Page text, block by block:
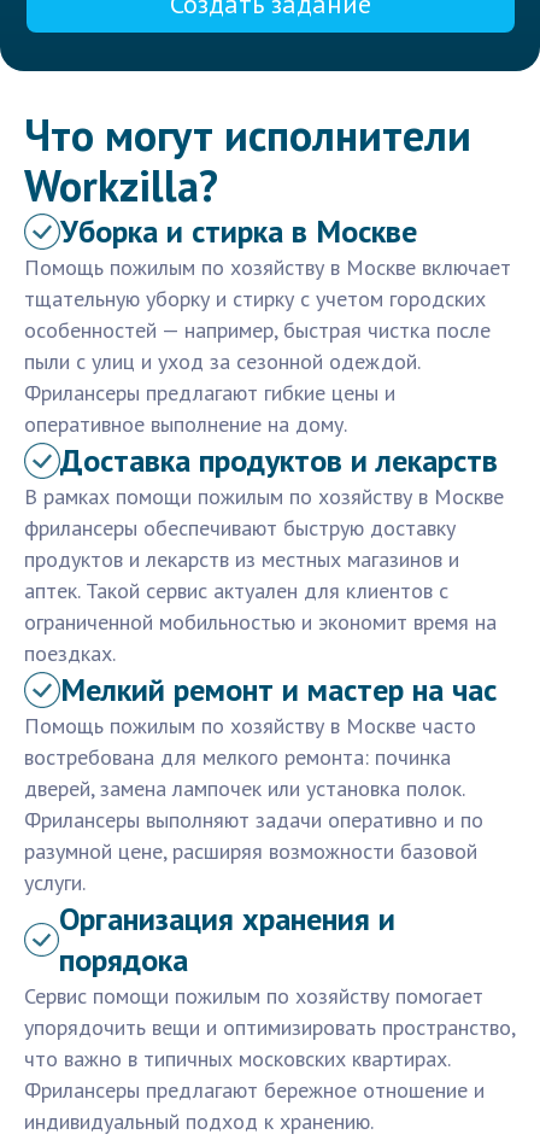
Что могут исполнители
Workzilla?
Уборка и стирка в Москве
Помощь пожилым по хозяйству в Москве включает
тщательную уборку и стирку с учетом городских
особенностей — например, быстрая чистка после
пыли с улиц и уход за сезонной одеждой.
Фрилансеры предлагают гибкие цены и
оперативное выполнение на дому.
Доставка продуктов и лекарств
В рамках помощи пожилым по хозяйству в Москве
фрилансеры обеспечивают быструю доставку
продуктов и лекарств из местных магазинов и
аптек. Такой сервис актуален для клиентов с
ограниченной мобильностью и экономит время на
поездках.
Мелкий ремонт и мастер на час
Помощь пожилым по хозяйству в Москве часто
востребована для мелкого ремонта: починка
дверей, замена лампочек или установка полок.
Фрилансеры выполняют задачи оперативно и по
разумной цене, расширяя возможности базовой
услуги.
Организация хранения и
порядока
Сервис помощи пожилым по хозяйству помогает
упорядочить вещи и оптимизировать пространство,
что важно в типичных московских квартирах.
Фрилансеры предлагают бережное отношение и
индивидуальный подход к хранению.